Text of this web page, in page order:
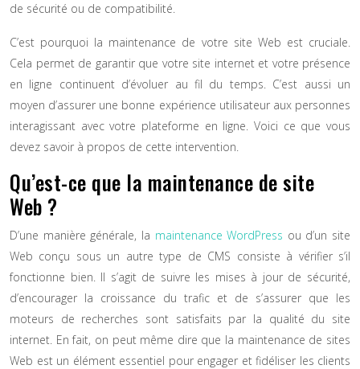
de sécurité ou de compatibilité.
C’est pourquoi la maintenance de votre site Web est cruciale.
Cela permet de garantir que votre site internet et votre présence
en ligne continuent d’évoluer au fil du temps. C’est aussi un
moyen d’assurer une bonne expérience utilisateur aux personnes
interagissant avec votre plateforme en ligne. Voici ce que vous
devez savoir à propos de cette intervention.
Qu’est-ce que la maintenance de site
Web ?
D’une manière générale, la maintenance WordPress ou d’un site
Web conçu sous un autre type de CMS consiste à vérifier s’il
fonctionne bien. Il s’agit de suivre les mises à jour de sécurité,
d’encourager la croissance du trafic et de s’assurer que les
moteurs de recherches sont satisfaits par la qualité du site
internet. En fait, on peut même dire que la maintenance de sites
Web est un élément essentiel pour engager et fidéliser les clients